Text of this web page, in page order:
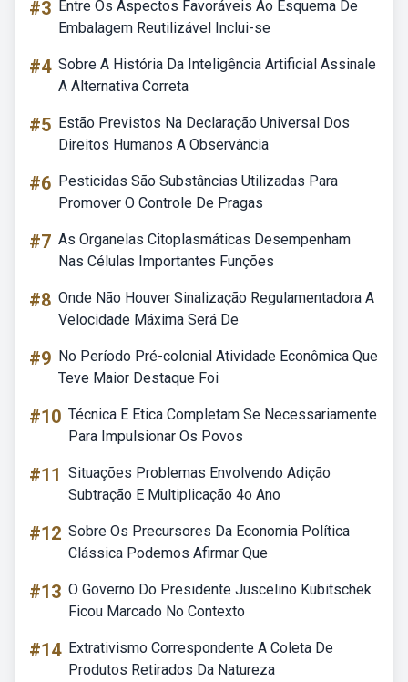
#3 Entre Os Aspectos Favoráveis Ao Esquema De
Embalagem Reutilizável Inclui-se
#4 Sobre A História Da Inteligência Artificial Assinale
A Alternativa Correta
#5 Estão Previstos Na Declaração Universal Dos
Direitos Humanos A Observância
#6 Pesticidas São Substâncias Utilizadas Para
Promover O Controle De Pragas
#7 As Organelas Citoplasmáticas Desempenham
Nas Células Importantes Funções
#8 Onde Não Houver Sinalização Regulamentadora A
Velocidade Máxima Será De
#9 No Período Pré-colonial Atividade Econômica Que
Teve Maior Destaque Foi
#10 Técnica E Etica Completam Se Necessariamente
Para Impulsionar Os Povos
#11 Situações Problemas Envolvendo Adição
Subtração E Multiplicação 4o Ano
#12 Sobre Os Precursores Da Economia Política
Clássica Podemos Afirmar Que
#13 O Governo Do Presidente Juscelino Kubitschek
Ficou Marcado No Contexto
#14 Extrativismo Correspondente A Coleta De
Produtos Retirados Da Natureza